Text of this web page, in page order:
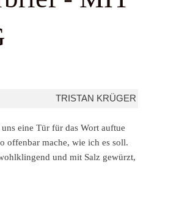
TRISTAN KRÜGER
eine Tür für das Wort auftue
offenbar mache, wie ich es soll.
und mit Salz gewürzt,